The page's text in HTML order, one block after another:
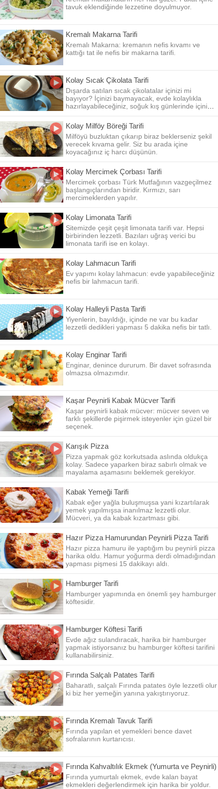
tavuk eklendiğinde lezzetine doyulmuyor.
Kremalı Makarna Tarifi
Kremalı Makarna: kremanın nefis kıvamı ve
kattığı tat ile nefis bir makarna tarifi.
Kolay Sıcak Çikolata Tarifi
Dışarda satılan sıcak çikolatalar içinizi mi
bayıyor? İçinizi baymayacak, evde kolaylıkla
hazırlayabileceğiniz, soğuk kış günlerinde içinizi
Kolay Milföy Böreği Tarifi
Milföyü buzluktan çıkarıp biraz beklerseniz şekil
verecek kıvama gelir. Siz bu arada içine
koyacağınız iç harcı düşünün.
Kolay Mercimek Çorbası Tarifi
Mercimek çorbası Türk Mutfağının vazgeçilmez
başlangıçlarından biridir. Kırmızı, sarı
mercimeklerden yapılır.
Kolay Limonata Tarifi
Sitemizde çeşit çeşit limonata tarifi var. Hepsi
birbirinden lezzetli. Bazıları uğraş verici bu
limonata tarifi ise en kolayı.
Kolay Lahmacun Tarifi
Ev yapımı kolay lahmacun: evde yapabileceğiniz
nefis bir lahmacun tarifi.
Kolay Halleyli Pasta Tarifi
Yiyenlerin, bayıldığı, içinde ne var bu kadar
lezzetli dedikleri yapması 5 dakika nefis bir tatlı.
Kolay Enginar Tarifi
Enginar, denince dururum. Bir davet sofrasında
olmazsa olmazımdır.
Kaşar Peynirli Kabak Mücver Tarifi
Kaşar peynirli kabak mücver: mücver seven ve
farklı şekillerde pişirmek isteyenler için güzel bir
seçenek.
Karışık Pizza
Pizza yapmak göz korkutsada aslında oldukça
kolay. Sadece yaparken biraz sabırlı olmak ve
mayalama aşamasını beklemek gerekiyor.
Kabak Yemeği Tarifi
Kabak eğer yağla buluşmuşsa yani kızartılarak
yemek yapılmışsa inanılmaz lezzetli olur.
Mücveri, ya da kabak kızartması gibi.
Hazır Pizza Hamurundan Peynirli Pizza Tarifi
Hazır pizza hamuru ile yaptığım bu peynirli pizza
harika oldu. Hamur yoğurma derdi olmadığından
yapması pişmesi 15 dakikayı aldı.
Hamburger Tarifi
Hamburger yapımında en önemli şey hamburger
köftesidir.
Hamburger Köftesi Tarifi
Evde ağız sulandıracak, harika bir hamburger
yapmak istiyorsanız bu hamburger köftesi tarifini
kullanabilirsiniz.
Fırında Salçalı Patates Tarifi
Baharatlı, salçalı Fırında patates öyle lezzetli olur
ki biz her yemeğin yanına yakıştırıyoruz.
Fırında Kremalı Tavuk Tarifi
Fırında yapılan et yemekleri bence davet
sofralarının kurtarıcısı.
Fırında Kahvaltılık Ekmek (Yumurta ve Peynirli)
Fırında yumurtalı ekmek, evde kalan bayat
ekmekleri değerlendirmek için harika bir yoldur.